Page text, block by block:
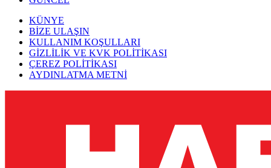
KÜNYE
BİZE ULAŞIN
KULLANIM KOŞULLARI
GİZLİLİK VE KVK POLİTİKASI
ÇEREZ POLİTİKASI
AYDINLATMA METNİ